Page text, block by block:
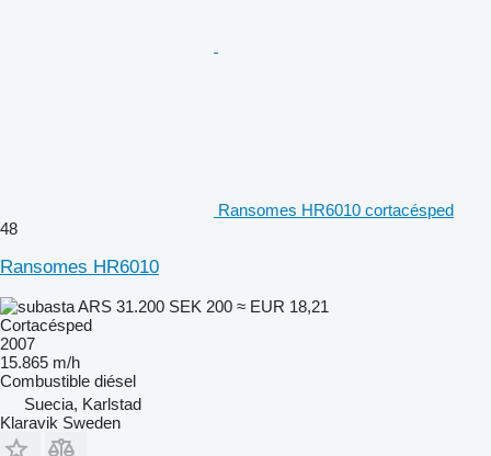
Ransomes HR6010 cortacésped
48
Ransomes HR6010
ARS 31.200 SEK 200 ≈ EUR 18,21
Cortacésped
2007
15.865 m/h
Combustible diésel
Suecia, Karlstad
Klaravik Sweden